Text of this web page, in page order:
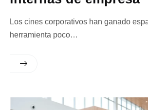
Los cines corporativos han ganado
herramienta poco…